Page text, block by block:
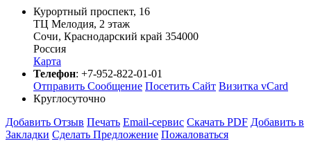
Курортный проспект, 16
ТЦ Мелодия, 2 этаж
Сочи, Краснодарский край 354000
Россия
Карта
Телефон: +7-952-822-01-01
Отправить Сообщение Посетить Сайт Визитка vCard
Круглосуточно
Добавить Отзыв Печать Email-сервис Скачать PDF Добавить в
Закладки Сделать Предложение Пожаловаться